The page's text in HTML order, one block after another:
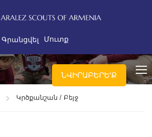
Գրանցվել Մուտք
ՆՎԻՐԱԲԵՐԵ'Ք
Կրծքանշան / Բեյջ